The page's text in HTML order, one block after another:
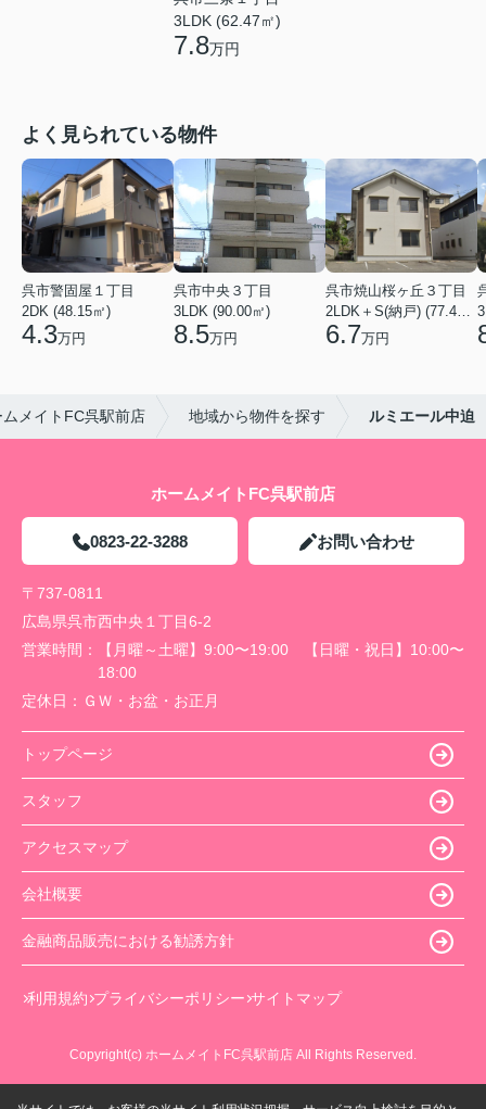
3LDK (62.47㎡)
7.8万円
よく見られている物件
呉市警固屋１丁目
2DK (48.15㎡)
4.3万円
呉市中央３丁目
3LDK (90.00㎡)
8.5万円
呉市焼山桜ヶ丘３丁目
6.7万円
メイトFC呉駅前店 地域から物件を探す ルミエール中迫
ホームメイトFC呉駅前店
0823-22-3288 お問い合わせ
〒737-0811
広島県呉市西中央１丁目6-2
営業時間：
【月曜～土曜】9:00〜19:00 【日曜・祝日】10:00〜
18:00
定休日： ＧＷ・お盆・お正月
トップページ
スタッフ
アクセスマップ
会社概要
金融商品販売における勧誘方針
利用規約 プライバシーポリシー サイトマップ
Copyright(c) ホームメイトFC呉駅前店 All Rights Reserved.